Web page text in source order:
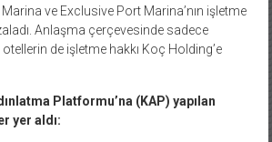
ve Exclusive Port Marina’nın işletme
Anlaşma çerçevesinde sadece
de işletme hakkı Koç Holding’e
Platformu’na (KAP) yapılan
yer aldı: